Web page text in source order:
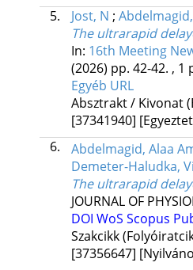
5.
Jost, N ; Abdelmagid,
The ultrarapid
In: 16th Meeting
(2026) pp. 42-42. , 1
Egyéb URL
Absztrakt / Kivonat
[37341940]
6.
Abdelmagid, Alaa
Demeter-Haludka,
The ultrarapid
JOURNAL OF
DOI WoS Scopus
Szakcikk
[37356647]